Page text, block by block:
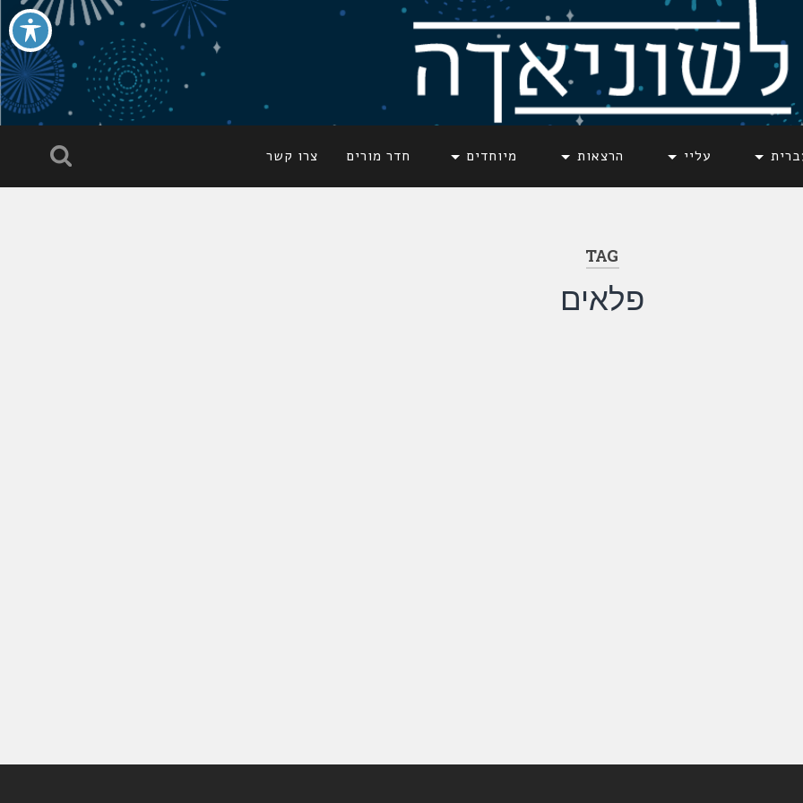
עליי הרצאות מיוחדים חדר מורים צרו קשר
TAG
פלאים